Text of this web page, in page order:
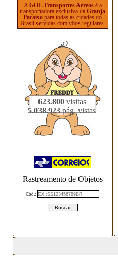
A GOL Transportes Aéreos é a
transportadora exclusiva da Granja
Paraíso para todas as cidades do
Brasil servidas com vôos regulares.
623.800visitas
5.038.923pág. vistas
Rastreamento de Objetos
Cód.: